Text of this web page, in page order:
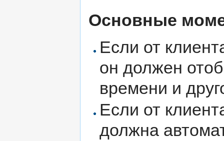
Основные
Если от
он должен
времени и
Если от
должна